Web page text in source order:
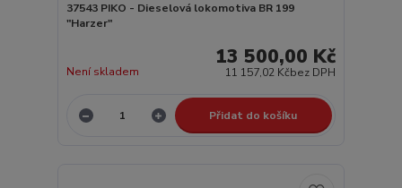
37543 PIKO - Dieselová lokomotiva BR 199
"Harzer"
13 500,00 Kč
11 157,02 Kčbez DPH
Není skladem
Přidat do košíku